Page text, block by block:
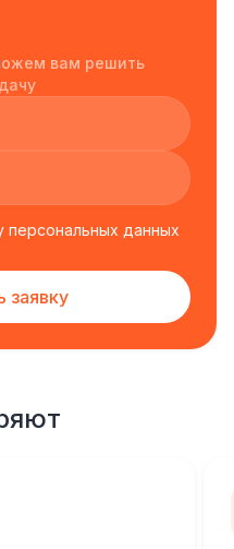
вам решить
персональных данных
заявку